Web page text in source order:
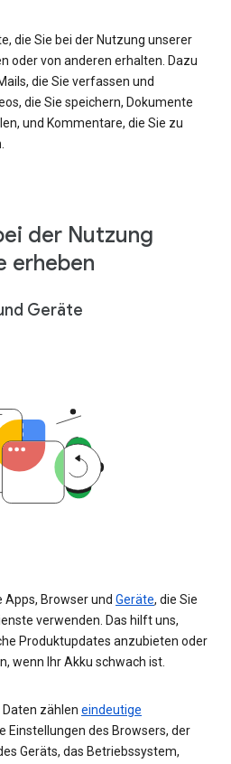
die Sie bei der Nutzung unserer
oder von anderen erhalten. Dazu
die Sie verfassen und
die Sie speichern, Dokumente
und Kommentare, die Sie zu
der Nutzung
erheben
Geräte
Apps, Browser und Geräte, die Sie
verwenden. Das hilft uns,
Produktupdates anzubieten oder
wenn Ihr Akku schwach ist.
zählen eindeutige
Einstellungen des Browsers, der
Geräts, das Betriebssystem,